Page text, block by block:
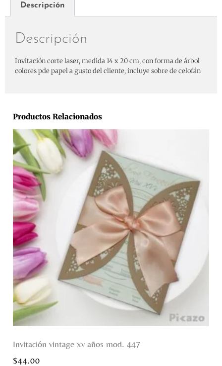
Descripción
Descripción
Invitación corte laser, medida 14 x 20 cm, con forma de árbol
colores pde papel a gusto del cliente, incluye sobre de celofán
Productos Relacionados
Invitación vintage xv años mod. 447
$44.00